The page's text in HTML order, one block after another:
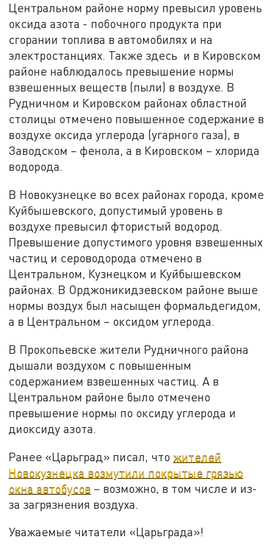
Центральном районе норму превысил уровень
оксида азота - побочного продукта при
сгорании топлива в автомобилях и на
электростанциях. Также здесь и в Кировском
районе наблюдалось превышение нормы
взвешенных веществ (пыли) в воздухе. В
Рудничном и Кировском районах областной
столицы отмечено повышенное содержание в
воздухе оксида углерода (угарного газа), в
Заводском – фенола, а в Кировском – хлорида
водорода.
В Новокузнецке во всех районах города, кроме
Куйбышевского, допустимый уровень в
воздухе превысил фтористый водород.
Превышение допустимого уровня взвешенных
частиц и сероводорода отмечено в
Центральном, Кузнецком и Куйбышевском
районах. В Орджоникидзевском районе выше
нормы воздух был насыщен формальдегидом,
а в Центральном – оксидом углерода.
В Прокопьевске жители Рудничного района
дышали воздухом с повышенным
содержанием взвешенных частиц. А в
Центральном районе было отмечено
превышение нормы по оксиду углерода и
диоксиду азота.
Ранее «Царьград» писал, что жителей
Новокузнецка возмутили покрытые грязью
окна автобусов – возможно, в том числе и из-
за загрязнения воздуха.
Уважаемые читатели «Царьграда»!